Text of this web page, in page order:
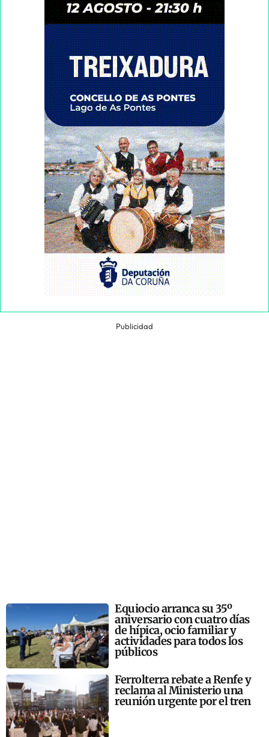
Publicidad
Equiocio arranca su 35º
aniversario con cuatro días
de hípica, ocio familiar y
actividades para todos los
públicos
Ferrolterra rebate a Renfe y
reclama al Ministerio una
reunión urgente por el tren